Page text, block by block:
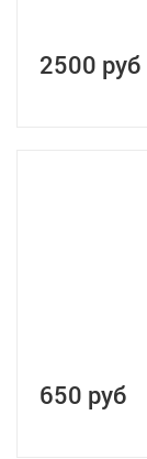
2500 руб
650 руб